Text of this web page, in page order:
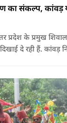
का संकल्प, कांवड़
प्रदेश के प्रमुख
दे रही हैं. कांवड़
जाएगा.